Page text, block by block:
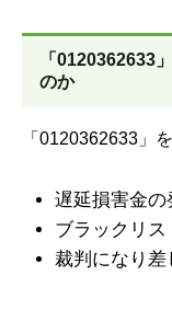
「0120362633
のか
「0120362633」
遅延損害金の
ブラックリ
裁判になり差